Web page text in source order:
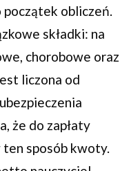
początek obliczeń.
składki: na
chorobowe oraz
liczona od
że do zapłaty
ten sposób kwoty.